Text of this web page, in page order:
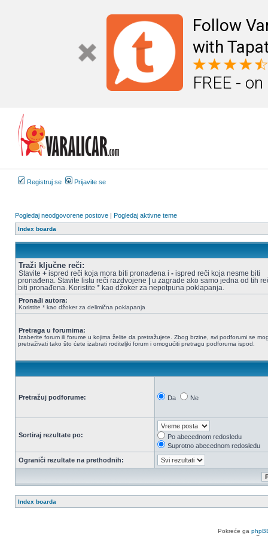
Follow
with
FREE -
Registruj se Prijavite se
Pogledaj neodgovorene postove | Pogledaj aktivne teme
Index boarda
Traži ključne reči:
Stavite + ispred reči koja mora biti pronađena i - ispred reči koja nesme biti
pronađena. Stavite listu reči razdvojene
u zagrade ako samo jedna od tih
biti pronađena. Koristite * kao džoker za nepotpuna poklapanja.
Pronađi autora:
Koristite * kao džoker za delimična poklapanja
Pretraga u forumima:
Izaberite forum ili forume u kojima želite da pretražujete. Zbog brzine, svi podforumi se
pretraživati tako što ćete izabrati roditeljki forum i omogućiti pretragu podforuma ispod.
Pretražuj podforume: Da Ne
Sortiraj rezultate po:
Po abecednom redosledu
Suprotno abecednom redosledu
Ograniči rezultate na prethodnih:
Index boarda
Pokreće ga